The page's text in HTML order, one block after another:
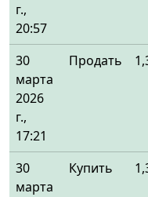
г.,
20:57
30
марта
2026
г.,
17:21
Продать
30
марта
Купить